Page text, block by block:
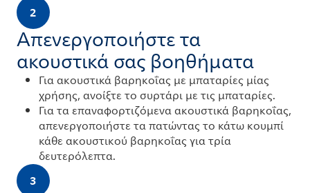
2
Απενεργοποιήστε τα
ακουστικά σας βοηθήματα
Για ακουστικά βαρηκοΐας με μπαταρίες μίας
χρήσης, ανοίξτε το συρτάρι με τις μπαταρίες.
Για τα επαναφορτιζόμενα ακουστικά βαρηκοΐας,
απενεργοποιήστε τα πατώντας το κάτω κουμπί
κάθε ακουστικού βαρηκοΐας για τρία
δευτερόλεπτα.
3